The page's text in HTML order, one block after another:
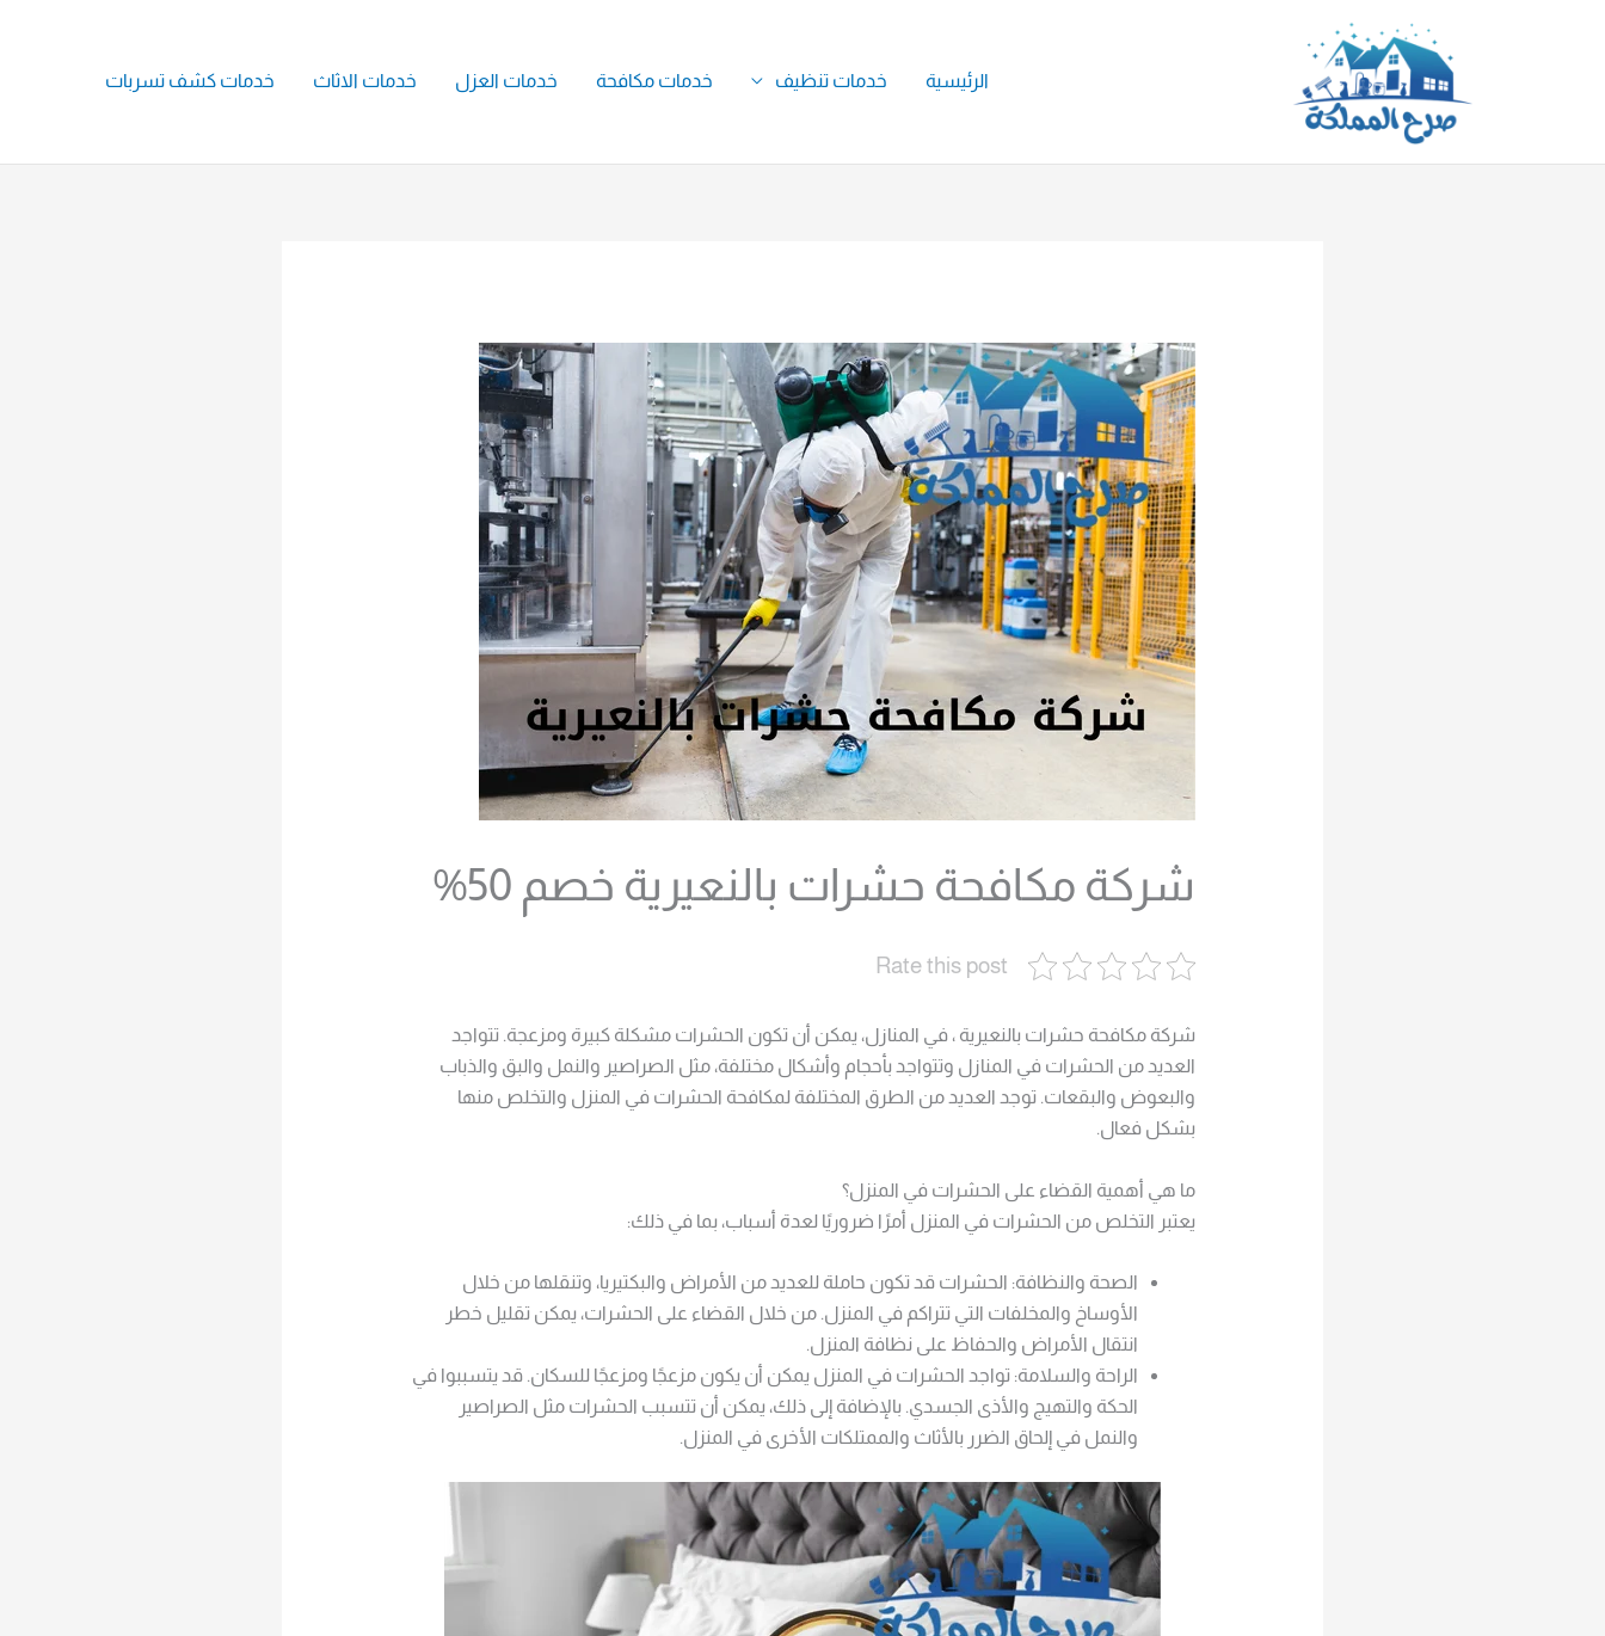
الرئيسية خدمات تنظيف خدمات مكافحة خدمات العزل خدمات الاثاث خدمات كشف تسربات
شركة مكافحة حشرات بالنعيرية خصم 50%
Rate this post
شركة مكافحة حشرات بالنعيرية ، في المنازل، يمكن أن تكون الحشرات مشكلة كبيرة ومزعجة. تتواجد
العديد من الحشرات في المنازل وتتواجد بأحجام وأشكال مختلفة، مثل الصراصير والنمل والبق والذباب
والبعوض والبقعات. توجد العديد من الطرق المختلفة لمكافحة الحشرات في المنزل والتخلص منها
بشكل فعال.
ما هي أهمية القضاء على الحشرات في المنزل؟
يعتبر التخلص من الحشرات في المنزل أمرًا ضروريًا لعدة أسباب، بما في ذلك:
الصحة والنظافة: الحشرات قد تكون حاملة للعديد من الأمراض والبكتيريا، وتنقلها من خلال
الأوساخ والمخلفات التي تتراكم في المنزل. من خلال القضاء على الحشرات، يمكن تقليل خطر
انتقال الأمراض والحفاظ على نظافة المنزل.
الراحة والسلامة: تواجد الحشرات في المنزل يمكن أن يكون مزعجًا ومزعجًا للسكان. قد يتسببوا في
الحكة والتهيج والأذى الجسدي. بالإضافة إلى ذلك، يمكن أن تتسبب الحشرات مثل الصراصير
والنمل في إلحاق الضرر بالأثاث والممتلكات الأخرى في المنزل.